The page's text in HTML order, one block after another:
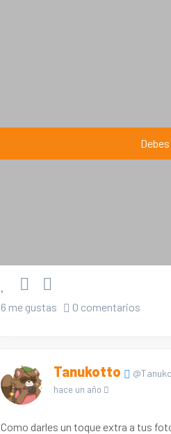
6 me gustas 0 comentarios
Tanukotto
hace un año
Como darles un toque extra a tus